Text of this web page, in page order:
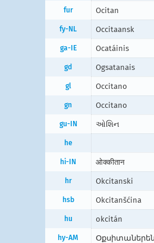
fur Ocitan
fy-NL Occitaansk
ga-IE Ocatáinis
gd Ogsatanais
gl Occitano
gn Occitano
gu-IN ઓશિન
he
hi-IN ओक्कीतान
hr Okcitanski
hsb Okcitanšćina
hu okcitán
hy-AM Օքսիտաներեն